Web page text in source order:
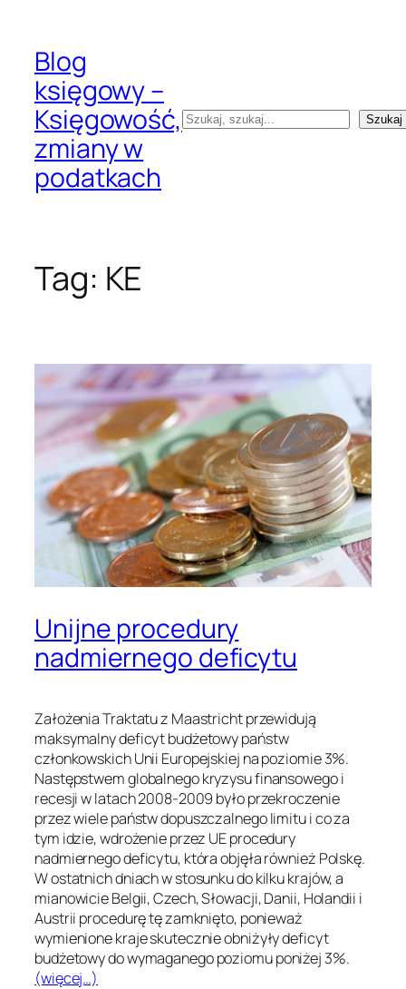
treściBlog
księgowy –
Księgowość,
zmiany w
podatkach
Szukaj Szukaj
Tag: KE
Unijne procedury
nadmiernego deficytu
Założenia Traktatu z Maastricht przewidują
maksymalny deficyt budżetowy państw
członkowskich Unii Europejskiej na poziomie 3%.
Następstwem globalnego kryzysu finansowego i
recesji w latach 2008-2009 było przekroczenie
przez wiele państw dopuszczalnego limitu i co za
tym idzie, wdrożenie przez UE procedury
nadmiernego deficytu, która objęła również Polskę.
W ostatnich dniach w stosunku do kilku krajów, a
mianowicie Belgii, Czech, Słowacji, Danii, Holandii i
Austrii procedurę tę zamknięto, ponieważ
wymienione kraje skutecznie obniżyły deficyt
budżetowy do wymaganego poziomu poniżej 3%.
(więcej…)